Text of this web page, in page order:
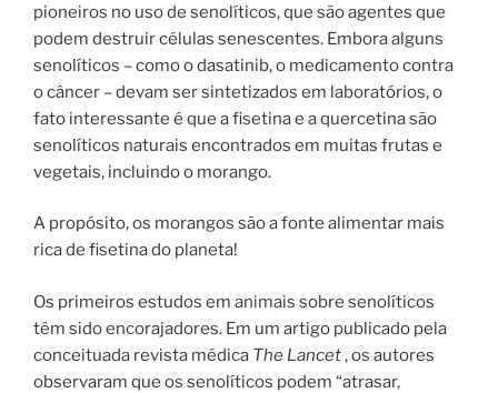
pioneiros no uso de senolíticos, que são agentes que
podem destruir células senescentes. Embora alguns
senolíticos – como o dasatinib, o medicamento contra
o câncer – devam ser sintetizados em laboratórios, o
fato interessante é que a fisetina e a quercetina são
senolíticos naturais encontrados em muitas frutas e
vegetais, incluindo o morango.
A propósito, os morangos são a fonte alimentar mais
rica de fisetina do planeta!
Os primeiros estudos em animais sobre senolíticos
têm sido encorajadores. Em um artigo publicado pela
conceituada revista médica The Lancet, os autores
observaram que os senolíticos podem “atrasar,